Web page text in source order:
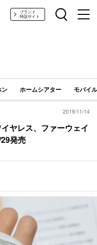
ェットブランド
特設サイト
ン ホームシアター モバイ
2019/11/14
ヤレス、ファーウェイ
発売